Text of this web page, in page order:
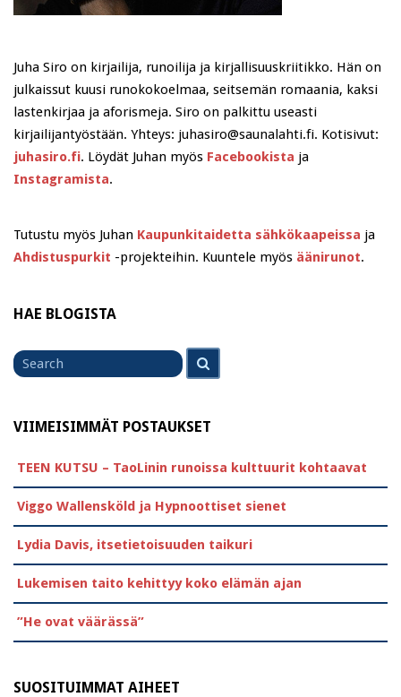
Juha Siro on kirjailija, runoilija ja kirjallisuuskriitikko. Hän on
julkaissut kuusi runokokoelmaa, seitsemän romaania, kaksi
lastenkirjaa ja aforismeja. Siro on palkittu useasti
kirjailijantyöstään. Yhteys: juhasiro@saunalahti.fi. Kotisivut:
juhasiro.fi. Löydät Juhan myös Facebookista ja
Instagramista.
Tutustu myös Juhan Kaupunkitaidetta sähkökaapeissa ja
Ahdistuspurkit -projekteihin. Kuuntele myös äänirunot.
HAE BLOGISTA
Search
for
VIIMEISIMMÄT POSTAUKSET
TEEN KUTSU – TaoLinin runoissa kulttuurit kohtaavat
Viggo Wallensköld ja Hypnoottiset sienet
Lydia Davis, itsetietoisuuden taikuri
Lukemisen taito kehittyy koko elämän ajan
”He ovat väärässä”
SUOSITUIMMAT AIHEET